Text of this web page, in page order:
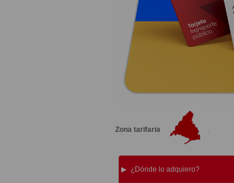
Zona tarifaria
¿Dónde lo adquiero?